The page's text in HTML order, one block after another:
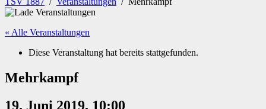
« Alle Veranstaltungen
Diese Veranstaltung hat bereits stattgefunden.
Mehrkampf
19. Juni 2019, 10:00